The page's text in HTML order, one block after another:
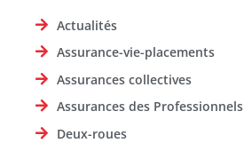
Actualités
Assurance-vie-placements
Assurances collectives
Assurances des Professionnels
Deux-roues